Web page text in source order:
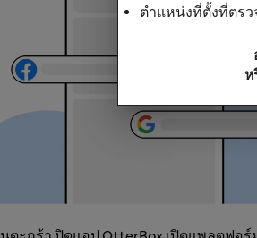
ตำแหน่งที่ตั้งที่ตรว
ห